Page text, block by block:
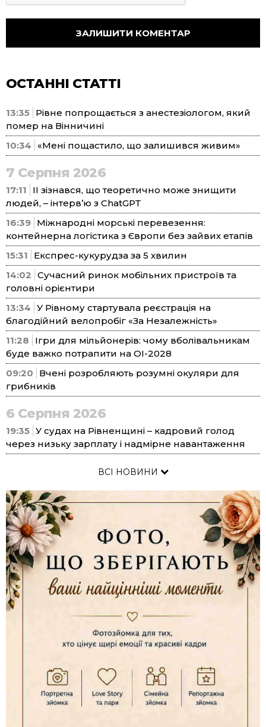
ОСТАННІ СТАТТІ
13:35 Рівне попрощається з анестезіологом, який
помер на Вінничині
10:34
«Мені пощастило, що залишився живим»
7 Серпня 2026
17:11
ІІ зізнався, що теоретично може знищити
людей, – інтерв’ю з ChatGPT
16:39 Міжнародні морські перевезення:
контейнерна логістика з Європи без зайвих етапів
15:31
Експрес-кукурудза за 5 хвилин
14:02 Сучасний ринок мобільних пристроїв та
головні орієнтири
13:34 У Рівному стартувала реєстрація на
благодійний велопробіг «За Незалежність»
11:28
Ігри для мільйонерів: чому вболівальникам
буде важко потрапити на ОІ-2028
09:20
Вчені розробляють розумні окуляри для
грибників
6 Серпня 2026
19:35 У судах на Рівненщині – кадровий голод
через низьку зарплату і надмірне навантаження
ВСІ НОВИНИ